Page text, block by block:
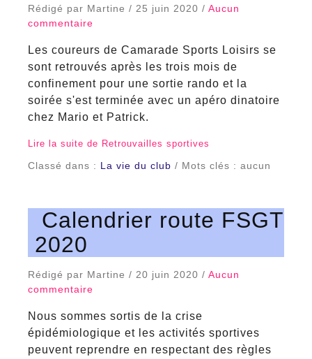
Rédigé par Martine / 25 juin 2020 / Aucun
commentaire
Les coureurs de Camarade Sports Loisirs se
sont retrouvés après les trois mois de
confinement pour une sortie rando et la
soirée s'est terminée avec un apéro dinatoire
chez Mario et Patrick.
Lire la suite de Retrouvailles sportives
Classé dans : La vie du club / Mots clés : aucun
Calendrier route FSGT
2020
Rédigé par Martine / 20 juin 2020 / Aucun
commentaire
Nous sommes sortis de la crise
épidémiologique et les activités sportives
peuvent reprendre en respectant des règles